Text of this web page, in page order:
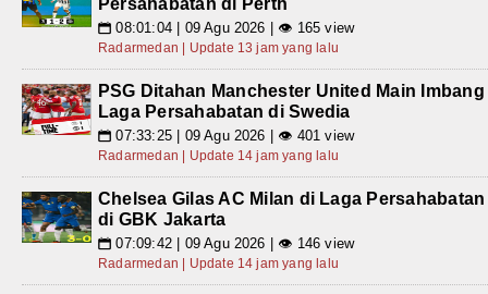
Persahabatan di Perth
📅 08:01:04 | 09 Agu 2026 | 👁 165 view
Radarmedan | Update 13 jam yang lalu
PSG Ditahan Manchester United Main Imbang
Laga Persahabatan di Swedia
📅 07:33:25 | 09 Agu 2026 | 👁 401 view
Radarmedan | Update 14 jam yang lalu
Chelsea Gilas AC Milan di Laga Persahabatan
di GBK Jakarta
📅 07:09:42 | 09 Agu 2026 | 👁 146 view
Radarmedan | Update 14 jam yang lalu